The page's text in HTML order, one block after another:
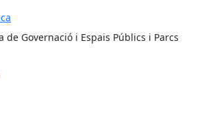
de Governació i Espais Públics i Parcs